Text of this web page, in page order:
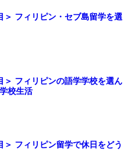
＞ フィリピン・セブ島留学を選
＞ フィリピンの語学学校を選ん
校生活
＞ フィリピン留学で休日をどう